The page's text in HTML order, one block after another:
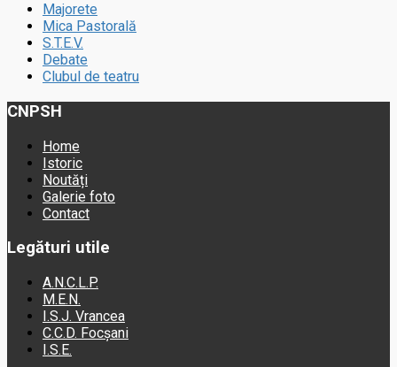
Majorete
Mica Pastorală
S.T.E.V.
Debate
Clubul de teatru
CNPSH
Home
Istoric
Noutăți
Galerie foto
Contact
Legături utile
A.N.C.L.P.
M.E.N.
I.S.J. Vrancea
C.C.D. Focșani
I.S.E.